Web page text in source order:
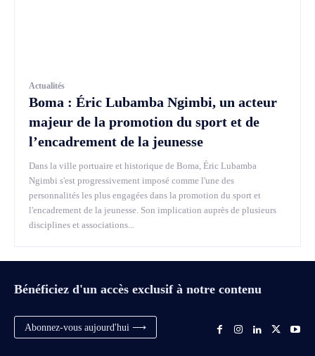
Actualités
Boma : Éric Lubamba Ngimbi, un acteur
majeur de la promotion du sport et de
l’encadrement de la jeunesse
Dans la ville portuaire et historique de Boma, Éric Lubamba
Ngimbi s'est progressivement imposé comme l'une des
personnalités les plus engagées dans la promotion du sport et
l'encadrement de la jeunesse. Son implication auprès de plusieurs
disciplines et associations...
Bénéficiez d'un accès exclusif à notre contenu
Abonnez-vous aujourd'hui ⟶